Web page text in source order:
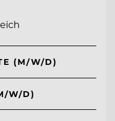
(M/W/D)
W/D)